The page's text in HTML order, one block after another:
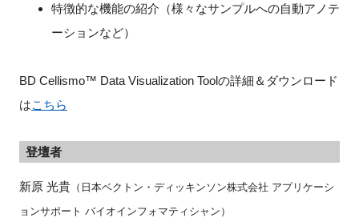
特徴的な機能の紹介（様々なサンプルへの自動アノテ
ーションなど）
BD Cellismo™ Data Visualization Toolの詳細＆ダウンロード
はこちら
登壇者
新原 光貴（日本ベクトン・ディッキンソン株式会社 アプリケーシ
ョンサポート バイオインフォマティシャン）